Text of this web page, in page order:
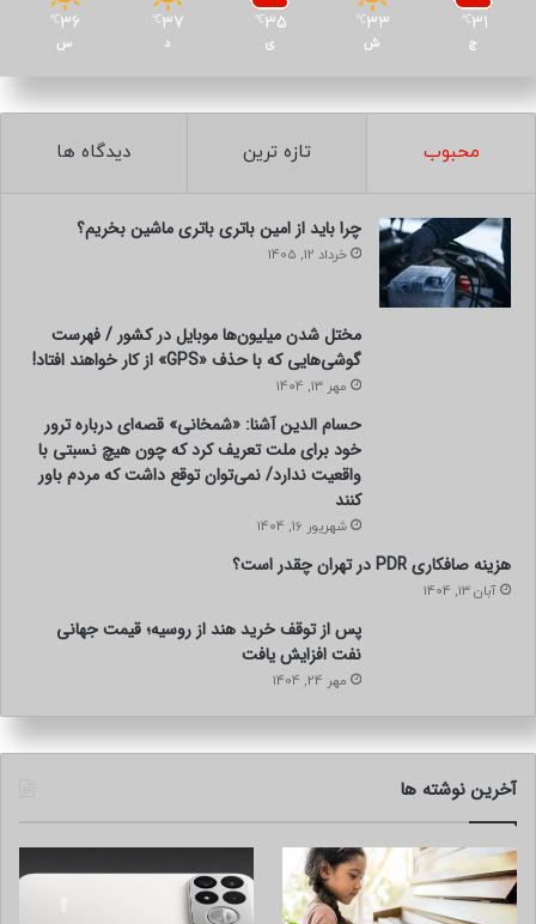
31
℃
ج
33
℃
ش
35
℃
ی
37
℃
د
36
℃
س
محبوب تازه ترین دیدگاه ها
چرا باید از امین باتری باتری ماشین بخریم؟
خرداد 12, 1405
مختل شدن میلیون‌ها موبایل در کشور / فهرست
گوشی‌هایی که با حذف «GPS» از کار خواهند افتاد!
مهر 13, 1404
حسام الدین آشنا: «شمخانی» قصه‌ای درباره ترور
خود برای ملت تعریف کرد که چون هیچ نسبتی با
واقعیت ندارد/ نمی‌توان توقع داشت که مردم باور
کنند
شهریور 16, 1404
هزینه صافکاری PDR در تهران چقدر است؟
آبان 13, 1404
پس از توقف خرید هند از روسیه؛ قیمت جهانی
نفت افزایش یافت
مهر 24, 1404
آخرین نوشته ها